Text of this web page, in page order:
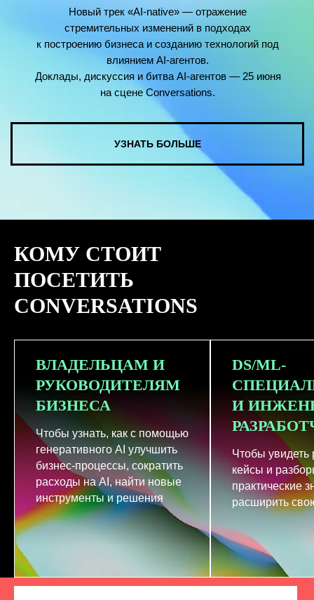
КОМУ СТОИТ
ПОСЕТИТЬ
CONVERSATIONS
ВЛАДЕЛЬЦАМ И
РУКОВОДИТЕЛЯМ
БИЗНЕСА
Чтобы узнать, как с помощью
генеративного AI улучшить
бизнес-процессы, сократить
расходы на AI, найти новые
инструменты и решения
DS/ML-
И
Чтобы увидеть
кейсы и
практические
расширить